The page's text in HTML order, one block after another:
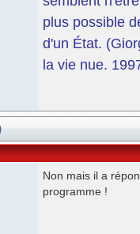
plus possible
d'un État.
la vie nue.
Non mais il a
programme !